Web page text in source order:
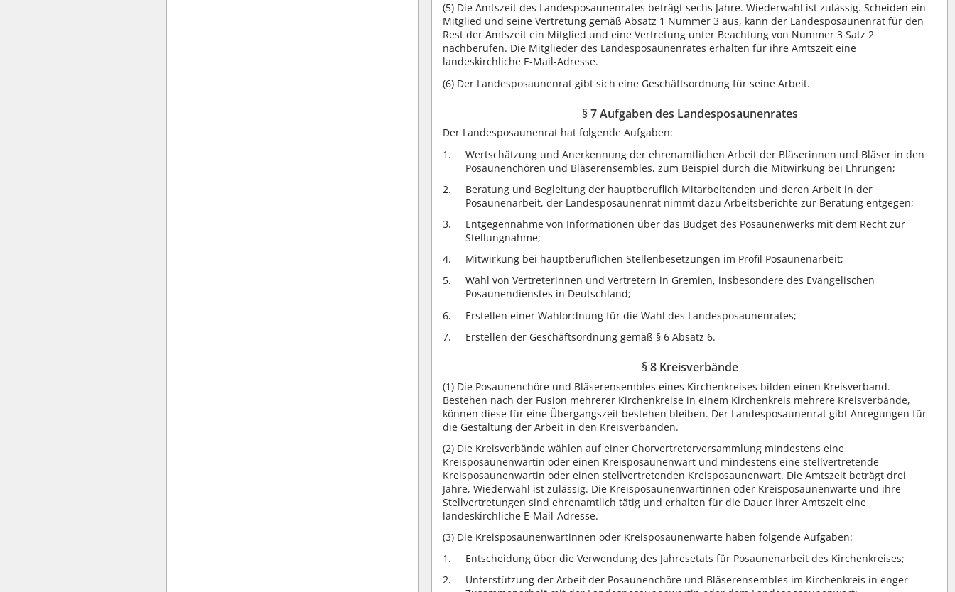
(5) Die Amtszeit des Landesposaunenrates beträgt sechs Jahre. Wiederwahl ist zulässig. Scheiden ein
Mitglied und seine Vertretung gemäß Absatz 1 Nummer 3 aus, kann der Landesposaunenrat für den
Rest der Amtszeit ein Mitglied und eine Vertretung unter Beachtung von Nummer 3 Satz 2
nachberufen. Die Mitglieder des Landesposaunenrates erhalten für ihre Amtszeit eine
landeskirchliche E-Mail-Adresse.
(6) Der Landesposaunenrat gibt sich eine Geschäftsordnung für seine Arbeit.
§ 7 Aufgaben des Landesposaunenrates
Der Landesposaunenrat hat folgende Aufgaben:
Wertschätzung und Anerkennung der ehrenamtlichen Arbeit der Bläserinnen und Bläser in den
Posaunenchören und Bläserensembles, zum Beispiel durch die Mitwirkung bei Ehrungen;
Beratung und Begleitung der hauptberuflich Mitarbeitenden und deren Arbeit in der
Posaunenarbeit, der Landesposaunenrat nimmt dazu Arbeitsberichte zur Beratung entgegen;
Entgegennahme von Informationen über das Budget des Posaunenwerks mit dem Recht zur
Stellungnahme;
Mitwirkung bei hauptberuflichen Stellenbesetzungen im Profil Posaunenarbeit;
Wahl von Vertreterinnen und Vertretern in Gremien, insbesondere des Evangelischen
Posaunendienstes in Deutschland;
Erstellen einer Wahlordnung für die Wahl des Landesposaunenrates;
Erstellen der Geschäftsordnung gemäß § 6 Absatz 6.
§ 8 Kreisverbände
(1) Die Posaunenchöre und Bläserensembles eines Kirchenkreises bilden einen Kreisverband.
Bestehen nach der Fusion mehrerer Kirchenkreise in einem Kirchenkreis mehrere Kreisverbände,
können diese für eine Übergangszeit bestehen bleiben. Der Landesposaunenrat gibt Anregungen für
die Gestaltung der Arbeit in den Kreisverbänden.
(2) Die Kreisverbände wählen auf einer Chorvertreterversammlung mindestens eine
Kreisposaunenwartin oder einen Kreisposaunenwart und mindestens eine stellvertretende
Kreisposaunenwartin oder einen stellvertretenden Kreisposaunenwart. Die Amtszeit beträgt drei
Jahre, Wiederwahl ist zulässig. Die Kreisposaunenwartinnen oder Kreisposaunenwarte und ihre
Stellvertretungen sind ehrenamtlich tätig und erhalten für die Dauer ihrer Amtszeit eine
landeskirchliche E-Mail-Adresse.
(3) Die Kreisposaunenwartinnen oder Kreisposaunenwarte haben folgende Aufgaben:
Entscheidung über die Verwendung des Jahresetats für Posaunenarbeit des Kirchenkreises;
Unterstützung der Arbeit der Posaunenchöre und Bläserensembles im Kirchenkreis in enger